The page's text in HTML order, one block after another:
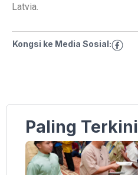
Latvia.
Kongsi ke Media Sosial:
Paling Terkini